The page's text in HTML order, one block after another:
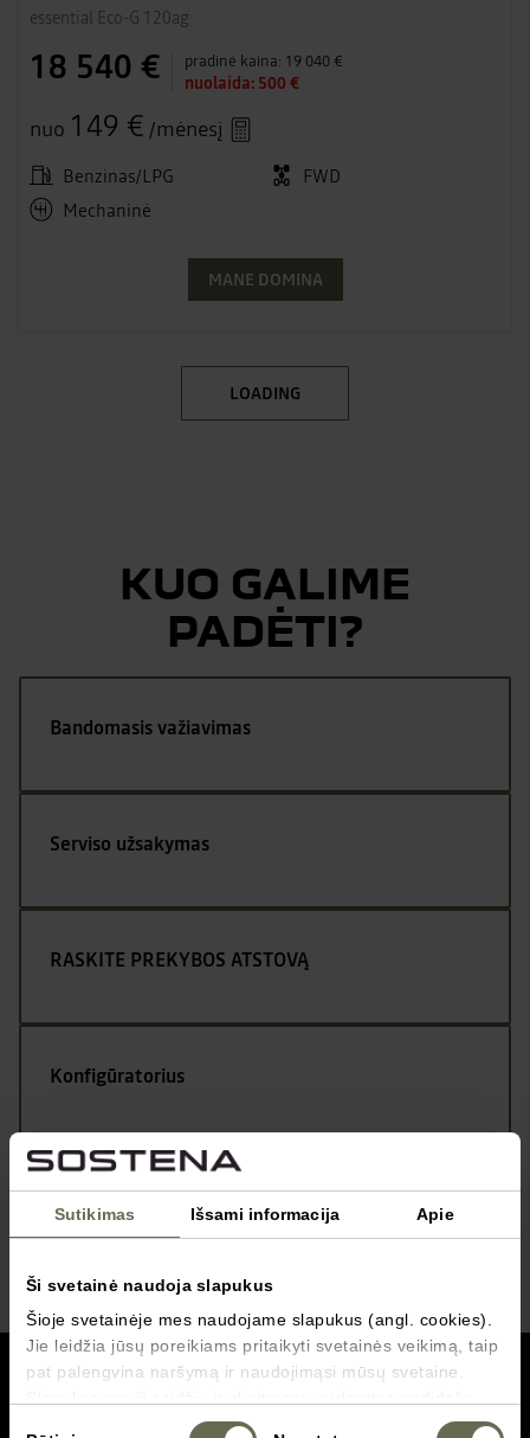
Sutikimas Išsami informacija Apie
Ši svetainė naudoja slapukus
Šioje svetainėje mes naudojame slapukus (angl. cookies).
Jie leidžia jūsų poreikiams pritaikyti svetainės veikimą, taip
pat palengvina naršymą ir naudojimąsi mūsų svetaine.
failas, vartotojui naršant tam tikrose svetainėse
essential Eco-G 120ag
18 540 € pradinė kaina: 19 040 €
nuolaida: 500 €
nuo 149 € /mėnesį
Benzinas/LPG
FWD
Mechaninė
MANE DOMINA
LOADING
KUO GALIME
PADĖTI?
Bandomasis važiavimas
Serviso užsakymas
RASKITE PREKYBOS ATSTOVĄ
Konfigūratorius
Kontaktai
grįžti į viršų
Servisas